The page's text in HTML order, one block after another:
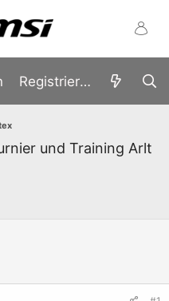
Registrieren
und Training Arlt